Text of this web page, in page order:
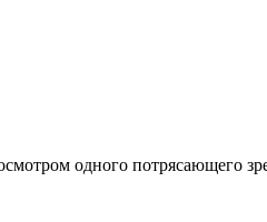
одного потрясающего